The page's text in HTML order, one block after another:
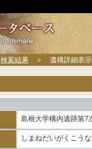
検索結果 ＞ 遺構詳細表示
島根大学構内遺跡第
しまねだいがくこう